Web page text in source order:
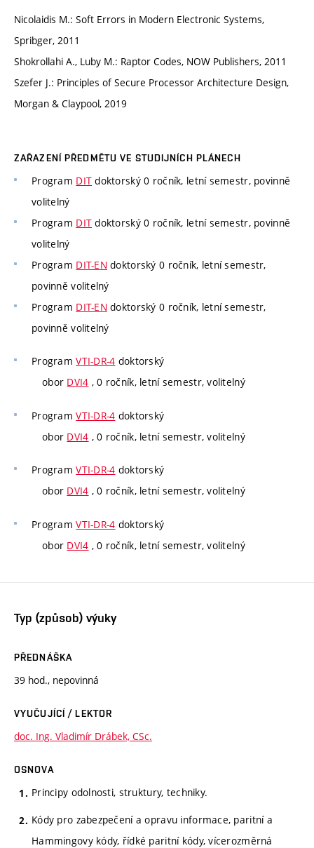
Nicolaidis M.: Soft Errors in Modern Electronic Systems,
Spribger, 2011
Shokrollahi A., Luby M.: Raptor Codes, NOW Publishers, 2011
Szefer J.: Principles of Secure Processor Architecture Design,
Morgan & Claypool, 2019
ZAŘAZENÍ PŘEDMĚTU VE STUDIJNÍCH PLÁNECH
Program DIT doktorský 0 ročník, letní semestr, povinně
volitelný
Program DIT doktorský 0 ročník, letní semestr, povinně
volitelný
Program DIT-EN doktorský 0 ročník, letní semestr,
povinně volitelný
Program DIT-EN doktorský 0 ročník, letní semestr,
povinně volitelný
ProgramVTI-DR-4 doktorský
obor DVI4 , 0 ročník, letní semestr, volitelný
ProgramVTI-DR-4 doktorský
obor DVI4 , 0 ročník, letní semestr, volitelný
ProgramVTI-DR-4 doktorský
obor DVI4 , 0 ročník, letní semestr, volitelný
ProgramVTI-DR-4 doktorský
obor DVI4 , 0 ročník, letní semestr, volitelný
Typ (způsob) výuky
PŘEDNÁŠKA
39 hod., nepovinná
VYUČUJÍCÍ / LEKTOR
doc. Ing. Vladimír Drábek, CSc.
OSNOVA
Principy odolnosti, struktury, techniky.
Kódy pro zabezpečení a opravu informace, paritní a
Hammingovy kódy, řídké paritní kódy, vícerozměrná